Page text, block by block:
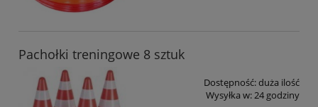
Pachołki treningowe 8 sztuk
Dostępność:duża ilość
Wysyłka w:24 godziny